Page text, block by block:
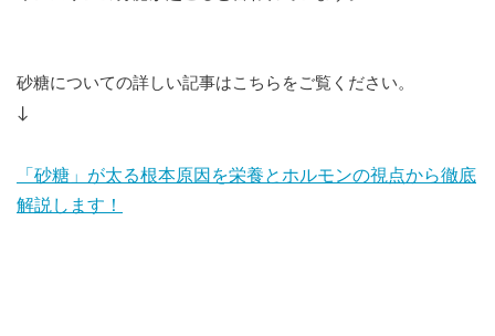
砂糖についての詳しい記事はこちらをご覧ください。
↓
「砂糖」が太る根本原因を栄養とホルモンの視点から徹底
解説します！